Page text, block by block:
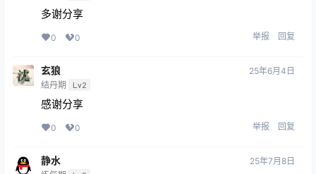
多谢分享
0 0 举报 回复
玄狼
结丹期 Lv2
25年6月4日
感谢分享
0 0 举报 回复
静水 25年7月8日